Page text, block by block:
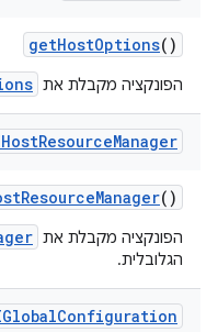
getHostOptions()
הפונקציה מקבלת את
ResourceManager
ResourceManager()
הפונקציה מקבלת את
הגלובלית.
Configuration